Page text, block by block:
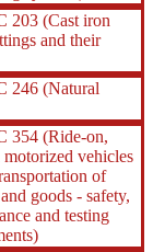
203 (Cast iron
and their
246 (Natural
354 (Ride-on,
vehicles
of
goods - safety,
and testing